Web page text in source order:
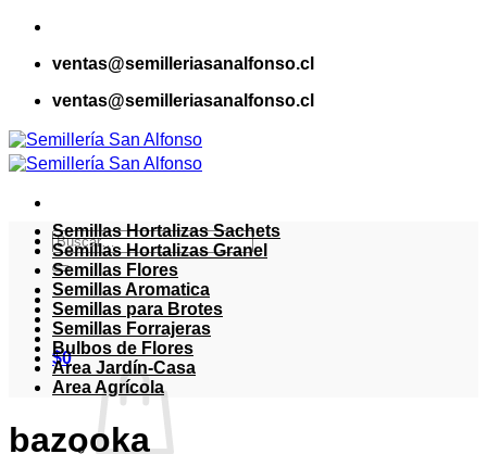
Saltar
contenidoventas@semilleriasanalfonso.cl
ventas@semilleriasanalfonso.cl
Buscar
por:
$0
Semillas Hortalizas Sachets
Semillas Hortalizas Granel
Semillas Flores
Semillas Aromatica
Semillas para Brotes
Semillas Forrajeras
Bulbos de Flores
Area Jardín-Casa
Area Agrícola
bazooka